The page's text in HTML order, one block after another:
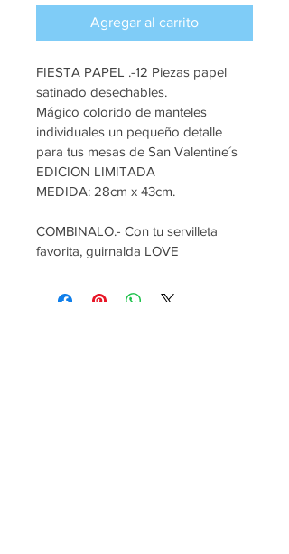
Agregar al carrito
FIESTA PAPEL .-12 Piezas papel
satinado desechables.
Mágico colorido de manteles
individuales un pequeño detalle
para tus mesas de San Valentine´s
EDICION LIMITADA
MEDIDA: 28cm x 43cm.
COMBINALO.- Con tu servilleta
favorita, guirnalda LOVE